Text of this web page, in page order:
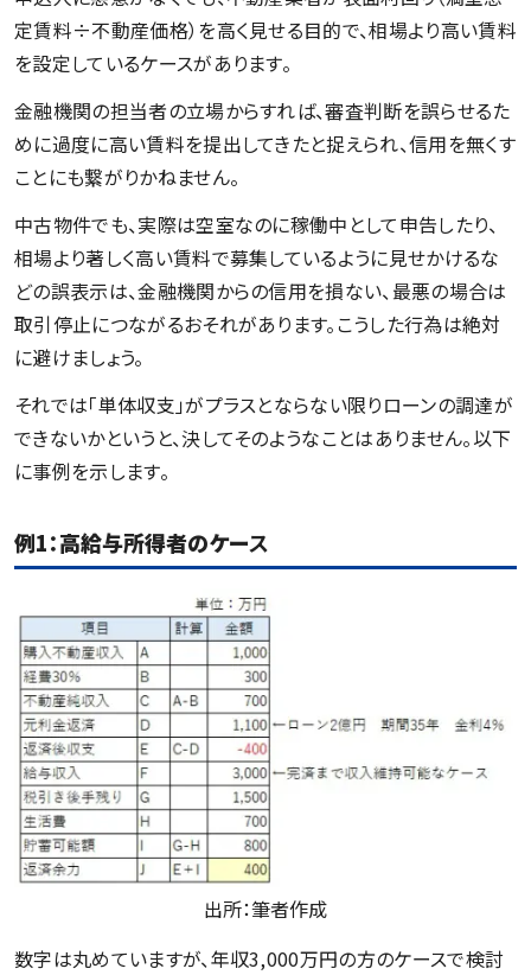
定賃料÷不動産価格）を高く見せる目的で、相場より高い賃料
を設定しているケースがあります。
金融機関の担当者の立場からすれば、審査判断を誤らせるた
めに過度に高い賃料を提出してきたと捉えられ、信用を無くす
ことにも繋がりかねません。
中古物件でも、実際は空室なのに稼働中として申告したり、
相場より著しく高い賃料で募集しているように見せかけるな
どの誤表示は、金融機関からの信用を損ない、最悪の場合は
取引停止につながるおそれがあります。こうした行為は絶対
に避けましょう。
それでは「単体収支」がプラスとならない限りローンの調達が
できないかというと、決してそのようなことはありません。以下
に事例を示します。
例1：高給与所得者のケース
出所：筆者作成
数字は丸めていますが、年収3,000万円の方のケースで検討